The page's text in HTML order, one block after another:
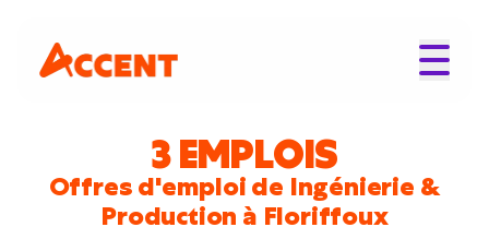
3 EMPLOIS
Offres d'emploi de Ingénierie &
Production à Floriffoux